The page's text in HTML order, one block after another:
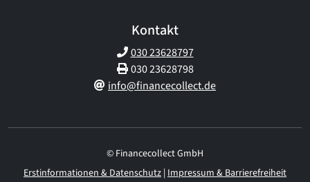
Kontakt
030 23628797
030 23628798
info@financecollect.de
© Financecollect GmbH
Erstinformationen & Datenschutz | Impressum & Barrierefreiheit